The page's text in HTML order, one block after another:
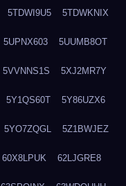
5TDWI9U5 5TDWKNIX
5UPNX603 5UUMB8OT
5VVNNS1S 5XJ2MR7Y
5Y1QS60T 5Y86UZX6
5YO7ZQGL 5Z1BWJEZ
60X8LPUK 62LJGRE8